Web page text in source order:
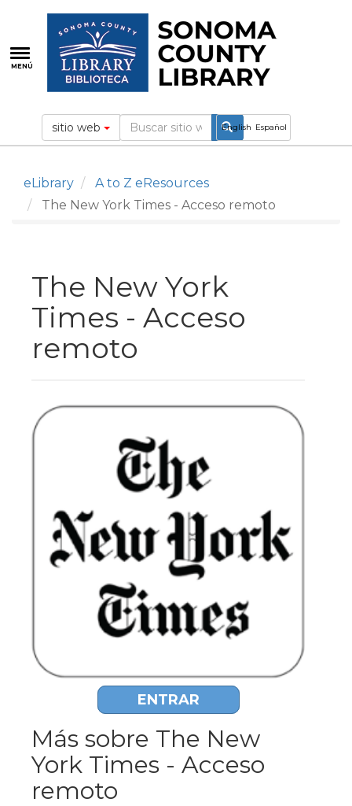
contenido
principal
MENÚ
English Español
sitio web
eLibrary
A to Z eResources
The New York Times - Acceso remoto
The New York
Times - Acceso
remoto
ENTRAR
Más sobre The New
York Times - Acceso
remoto